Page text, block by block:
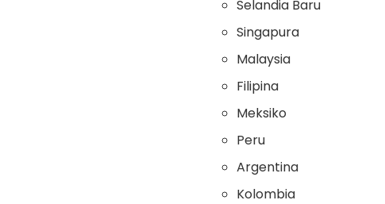
Selandia Baru
Singapura
Malaysia
Filipina
Meksiko
Peru
Argentina
Kolombia